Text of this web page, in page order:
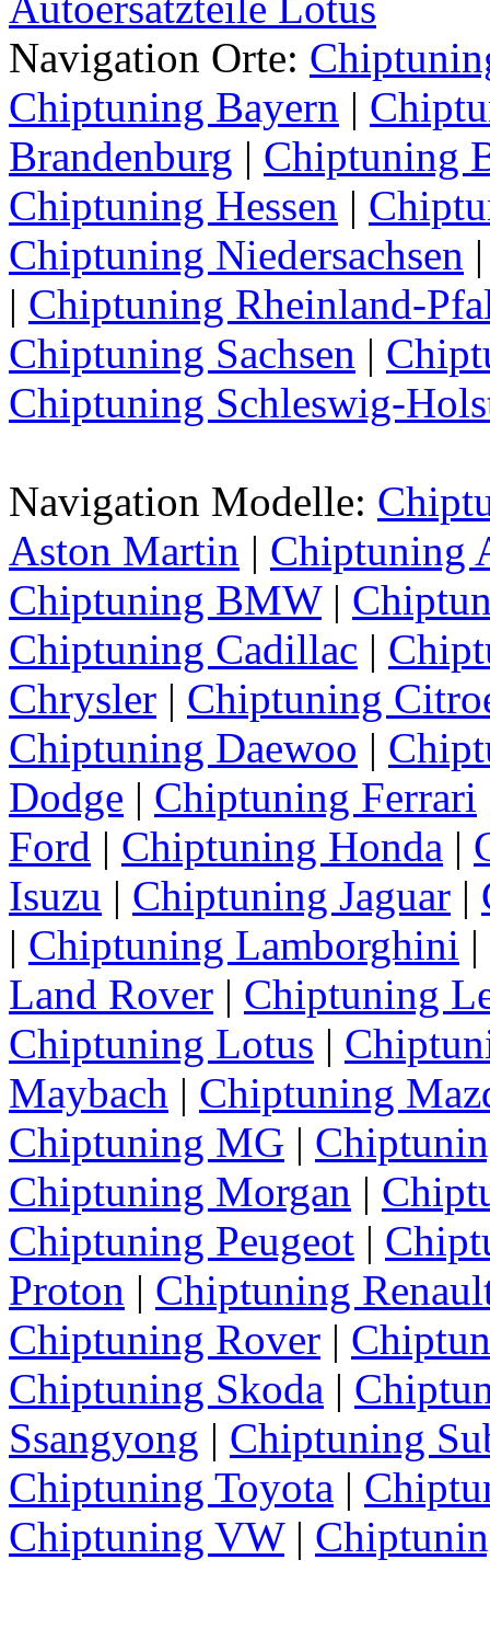
Navigation Orte:
Chiptuning Bayern |
Brandenburg | Chiptuning
Chiptuning Hessen |
Chiptuning Niedersachsen
| Chiptuning Rheinland-
Chiptuning Sachsen |
Chiptuning Schleswig-
Navigation Modelle:
Aston Martin | Chiptuning
Chiptuning BMW|
Chiptuning Cadillac |
Chrysler | Chiptuning
Chiptuning Daewoo |
Dodge | Chiptuning Ferrari
Ford | Chiptuning Honda |
Isuzu | Chiptuning Jaguar |
| Chiptuning Lamborghini |
Land Rover | Chiptuning
Chiptuning Lotus |
Maybach | Chiptuning
Chiptuning MG |
Chiptuning Morgan |
Chiptuning Peugeot |
Proton | Chiptuning
Chiptuning Rover |
Chiptuning Skoda |
Ssangyong | Chiptuning
Chiptuning Toyota |
Chiptuning VW|